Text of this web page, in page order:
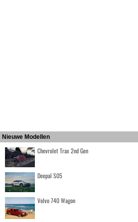
Nieuwe Modellen
Chevrolet Trax 2nd Gen
Deepal S05
Volvo 740 Wagon